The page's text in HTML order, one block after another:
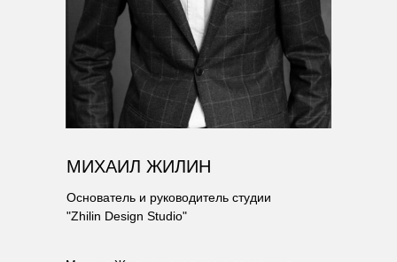
Основатель и руководитель студии
"Zhilin Design Studio"
МИХАИЛ ЖИЛИН